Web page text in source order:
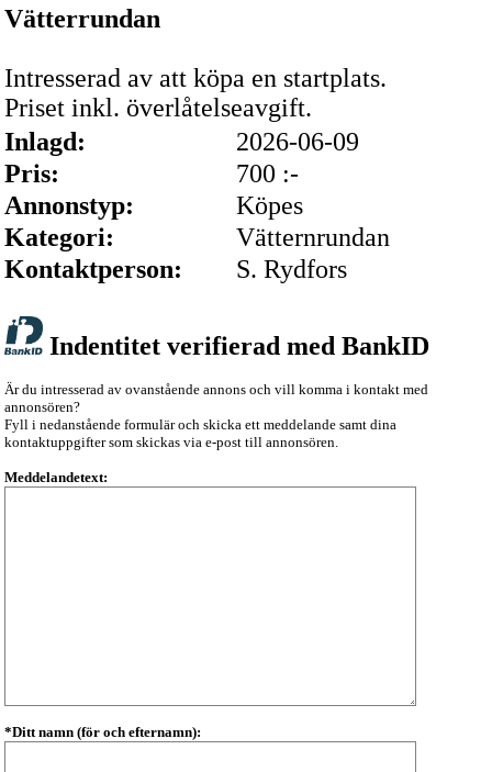
Vätterrundan
Intresserad av att köpa en startplats.
Priset inkl. överlåtelseavgift.
Inlagd:
2026-06-09
Pris:
700 :-
Annonstyp:
Köpes
Kategori:
Vätternrundan
Kontaktperson:
S. Rydfors
Indentitet verifierad med BankID
Är du intresserad av ovanstående annons och vill komma i kontakt med
annonsören?
Fyll i nedanstående formulär och skicka ett meddelande samt dina
kontaktuppgifter som skickas via e-post till annonsören.
Meddelandetext:
*Ditt namn (för och efternamn):